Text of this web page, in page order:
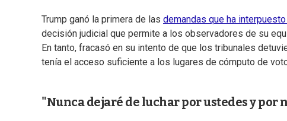
Trump ganó la primera de las demandas que ha
decisión judicial que permite a los observadores de su
En tanto, fracasó en su intento de que los tribunales
tenía el acceso suficiente a los lugares de cómputo de
"Nunca dejaré de luchar por ustedes y por